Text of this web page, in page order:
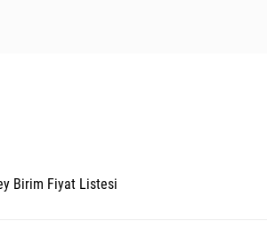
Birim Fiyat Listesi